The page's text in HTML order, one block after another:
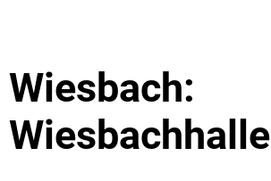
Wiesbach:
Wiesbachhalle